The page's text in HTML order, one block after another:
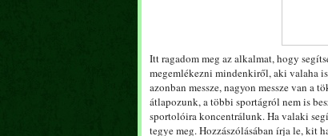
Itt ragadom meg az alkalmat, hogy
megemlékezni mindenkiről, aki valaha
azonban messze, nagyon messze van
átlapozunk, a többi sportágról nem is
sportolóira koncentrálunk. Ha valaki
tegye meg. Hozzászólásában írja le, kit